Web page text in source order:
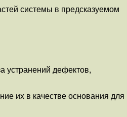
системы в предсказуемом
устранений дефектов,
их в качестве основания для